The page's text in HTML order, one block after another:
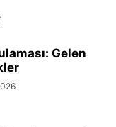
Gelen